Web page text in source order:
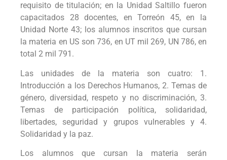
requisito de titulación; en la Unidad Saltillo fueron
capacitados 28 docentes, en Torreón 45, en la
Unidad Norte 43; los alumnos inscritos que cursan
la materia en US son 736, en UT mil 269, UN 786, en
total 2 mil 791.
Las unidades de la materia son cuatro: 1.
Introducción a los Derechos Humanos, 2. Temas de
género, diversidad, respeto y no discriminación, 3.
Temas de participación política, solidaridad,
libertades, seguridad y grupos vulnerables y 4.
Solidaridad y la paz.
Los alumnos que cursan la materia serán